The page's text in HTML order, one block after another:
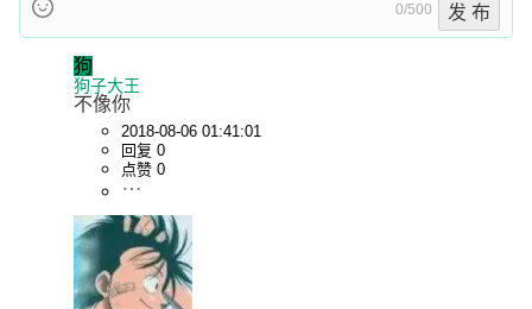
0/500 发 布
狗
狗子大王
不像你
2018-08-06 01:41:01
回复 0
点赞 0